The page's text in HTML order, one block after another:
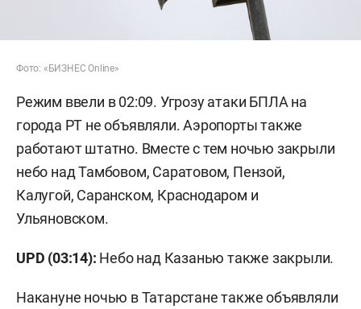
Фото: «БИЗНЕС Online»
Режим ввели в 02:09. Угрозу атаки БПЛА на
города РТ не объявляли. Аэропорты также
работают штатно. Вместе с тем ночью закрыли
небо над Тамбовом, Саратовом, Пензой,
Калугой, Саранском, Краснодаром и
Ульяновском.
UPD (03:14): Небо над Казанью также закрыли.
Накануне ночью в Татарстане также объявляли